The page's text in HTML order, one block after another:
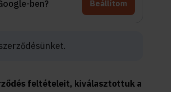
ben? Beállítom
feltételeit, kiválasztottuk a